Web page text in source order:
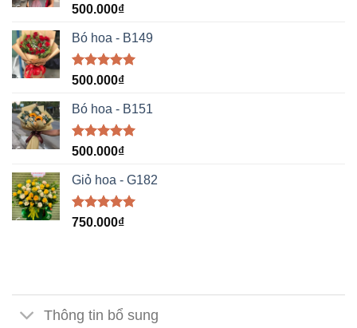
Được xếp
5 sao
500.000₫
Bó hoa - B149
Được xếp
5 sao
500.000₫
Bó hoa - B151
Được xếp
5 sao
500.000₫
Giỏ hoa - G182
Được xếp
750.000₫
Thông tin bổ sung